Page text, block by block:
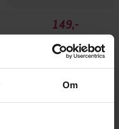
Om
149,-
Fremmedlegeme
Unni Lindell
EBOK